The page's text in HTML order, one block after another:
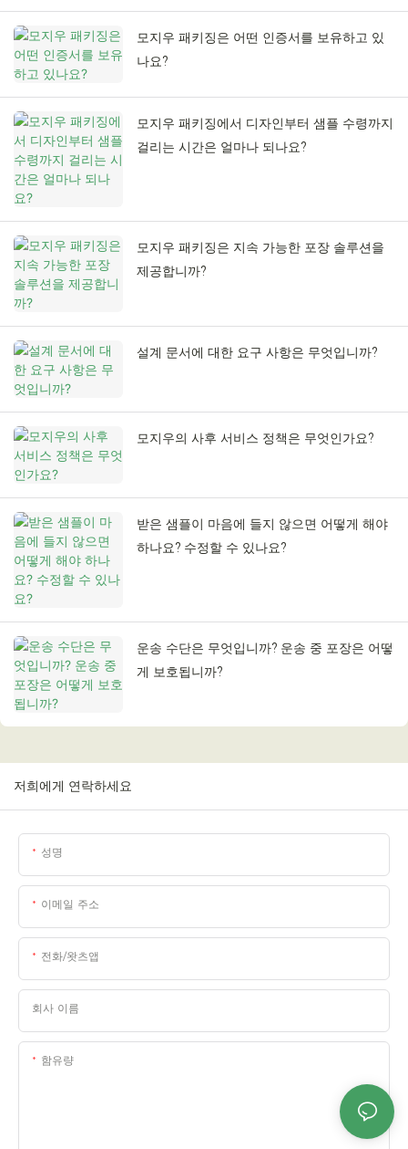
모지우 패키징은 어떤 인증서를 보유하고 있
나요?
모지우 패키징에서 디자인부터 샘플 수령까지
걸리는 시간은 얼마나 되나요?
모지우 패키징은 지속 가능한 포장 솔루션을
제공합니까?
설계 문서에 대한 요구 사항은 무엇입니까?
모지우의 사후 서비스 정책은 무엇인가요?
받은 샘플이 마음에 들지 않으면 어떻게 해야
하나요? 수정할 수 있나요?
운송 수단은 무엇입니까? 운송 중 포장은 어떻
게 보호됩니까?
저희에게 연락하세요
성명
이메일 주소
전화/왓츠앱
회사 이름
함유량